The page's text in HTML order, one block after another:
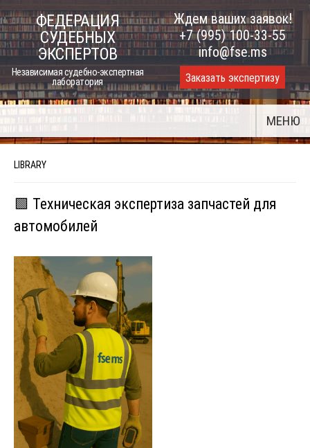
Skip
to
content
ФЕДЕРАЦИЯ
СУДЕБНЫХ
ЭКСПЕРТОВ
Независимая судебно-экспертная
лаборатория
Ждем ваших заявок!
+7 (995) 100-33-55
info@fse.ms
Заказать экспертизу
МЕНЮ
LIBRARY
🟩 Техническая экспертиза запчастей для
автомобилей